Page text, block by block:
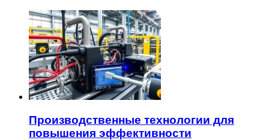
Производственные технологии для
повышения эффективности